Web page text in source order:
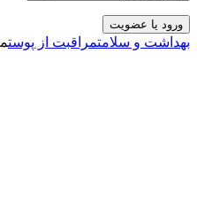
بهداشت و سلامتمراقبت از پوست